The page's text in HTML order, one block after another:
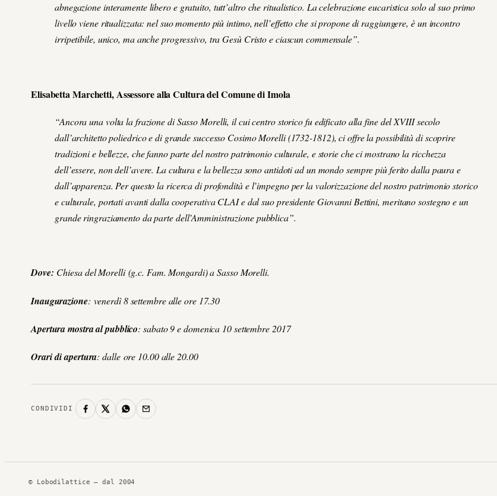
abnegazione interamente libero e gratuito, tutt’altro che ritualistico. La celebrazione eucaristica solo al suo primo
livello viene ritualizzata: nel suo momento più intimo, nell’effetto che si propone di raggiungere, è un incontro
irripetibile, unico, ma anche progressivo, tra Gesù Cristo e ciascun commensale”.
Elisabetta Marchetti, Assessore alla Cultura del Comune di Imola
“Ancora una volta la frazione di Sasso Morelli, il cui centro storico fu edificato alla fine del XVIII secolo
dall’architetto poliedrico e di grande successo Cosimo Morelli (1732-1812), ci offre la possibilità di scoprire
tradizioni e bellezze, che fanno parte del nostro patrimonio culturale, e storie che ci mostrano la ricchezza
dell’essere, non dell’avere. La cultura e la bellezza sono antidoti ad un mondo sempre più ferito dalla paura e
dall’apparenza. Per questo la ricerca di profondità e l’impegno per la valorizzazione del nostro patrimonio storico
e culturale, portati avanti dalla cooperativa CLAI e dal suo presidente Giovanni Bettini, meritano sostegno e un
grande ringraziamento da parte dell’Amministrazione pubblica”.
Dove: Chiesa del Morelli (g.c. Fam. Mongardi) a Sasso Morelli.
Inaugurazione: venerdì 8 settembre alle ore 17.30
Apertura mostra al pubblico: sabato 9 e domenica 10 settembre 2017
Oraridi apertura: dalle ore 10.00 alle 20.00
CONDIVIDI
© Lobodilattice — dal 2004